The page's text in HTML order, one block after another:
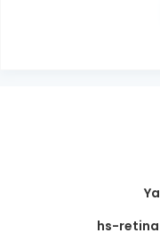
hs-retina